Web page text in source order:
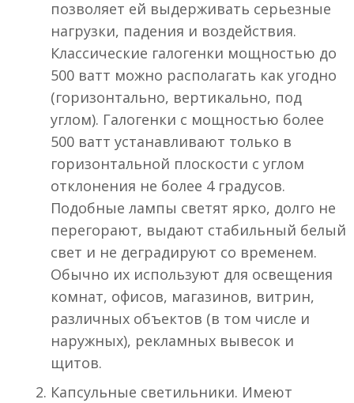
позволяет ей выдерживать серьезные
нагрузки, падения и воздействия.
Классические галогенки мощностью до
500 ватт можно располагать как угодно
(горизонтально, вертикально, под
углом). Галогенки с мощностью более
500 ватт устанавливают только в
горизонтальной плоскости с углом
отклонения не более 4 градусов.
Подобные лампы светят ярко, долго не
перегорают, выдают стабильный белый
свет и не деградируют со временем.
Обычно их используют для освещения
комнат, офисов, магазинов, витрин,
различных объектов (в том числе и
наружных), рекламных вывесок и
щитов.
Капсульные светильники. Имеют